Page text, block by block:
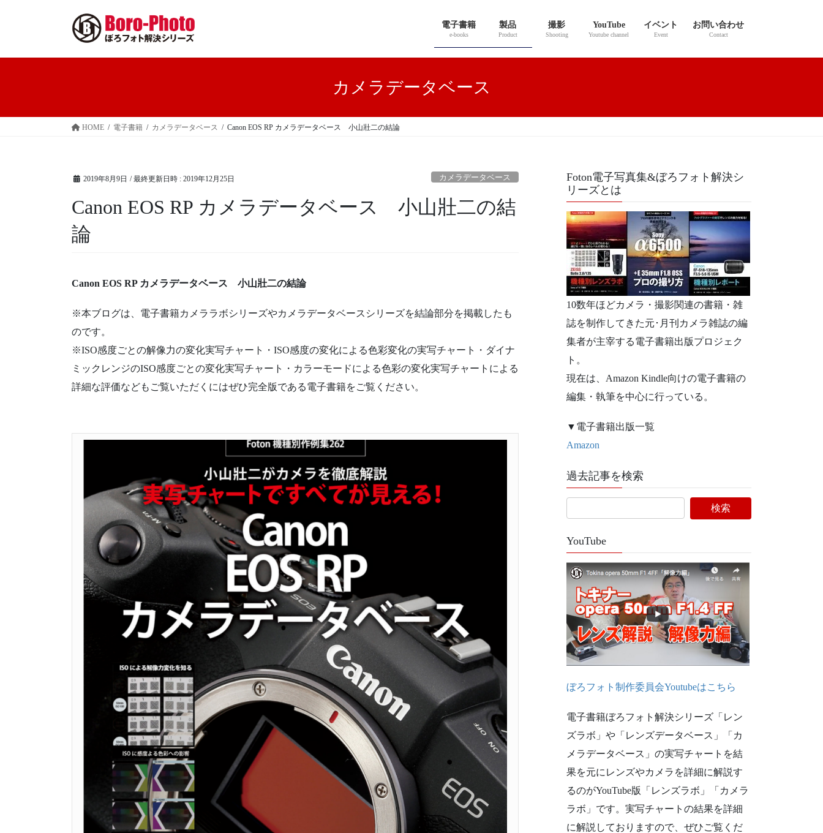
電子書籍
e-books
製品
Product
撮影
Shooting
YouTube
Youtube channel
イベント
Event
お問い合わせ
Contact
カメラデータベース
HOME 電子書籍 カメラデータベース Canon EOS RP カメラデータベース 小山壯二の結論
2019年8月9日 / 最終更新日時 : 2019年12月25日 カメラデータベース
Canon EOS RP カメラデータベース 小山壯二の結
論
Canon EOS RP カメラデータベース 小山壯二の結論
※本ブログは、電子書籍カメララボシリーズやカメラデータベースシリーズを結論部分を掲載したも
のです。
※ISO感度ごとの解像力の変化実写チャート・ISO感度の変化による色彩変化の実写チャート・ダイナ
ミックレンジのISO感度ごとの変化実写チャート・カラーモードによる色彩の変化実写チャートによる
詳細な評価などもご覧いただくにはぜひ完全版である電子書籍をご覧ください。
Foton電子写真集&ぼろフォト解決シ
リーズとは
10数年ほどカメラ・撮影関連の書籍・雑
誌を制作してきた元･月刊カメラ雑誌の編
集者が主宰する電子書籍出版プロジェク
ト。
現在は、Amazon Kindle向けの電子書籍の
編集・執筆を中心に行っている。
▼電子書籍出版一覧
Amazon
過去記事を検索
YouTube
ぼろフォト制作委員会Youtubeはこちら
電子書籍ぼろフォト解決シリーズ「レン
ズラボ」や「レンズデータベース」「カ
メラデータベース」の実写チャートを結
果を元にレンズやカメラを詳細に解説す
るのがYouTube版「レンズラボ」「カメラ
ラボ」です。実写チャートの結果を詳細
に解説しておりますので、ぜひご覧くだ